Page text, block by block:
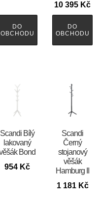
DO
OBCHODU
10 395 Kč
DO
OBCHODU
Scandi Bílý
lakovaný
Bond
954 Kč
Scandi
Černý
stojanový
věšák
Hamburg II
1 181 Kč